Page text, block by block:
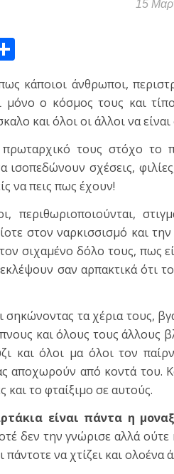
15
κάποιοι άνθρωποι,
μόνο ο κόσμος τους και
και όλοι οι άλλοι να
τους στόχο το
ισοπεδώνουν σχέσεις,
να πεις πως έχουν!
περιθωριοποιούνται,
στον ναρκισσισμό και
σιχαμένο δόλο τους, πως
σαν αρπακτικά ότι
σηκώνοντας τα χέρια τους,
και όλους τους άλλους
και όλοι μα όλοι τον
αποχωρούν από κοντά του.
και το φταίξιμο σε αυτούς.
είναι πάντα η
δεν την γνώρισε αλλά ούτε
πάντοτε να χτίζει και